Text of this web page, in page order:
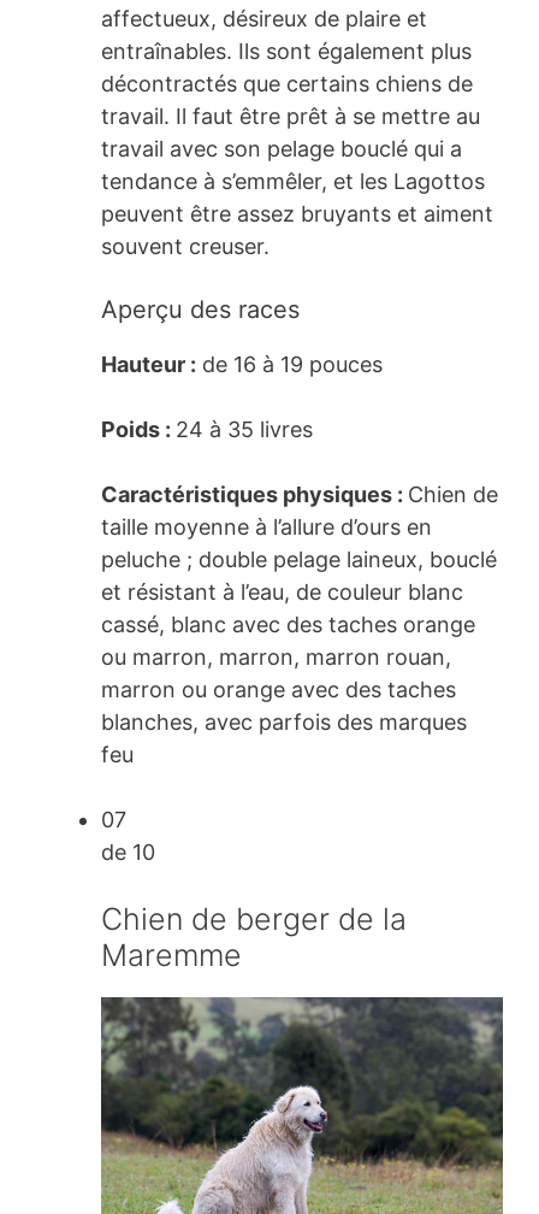
affectueux, désireux de plaire et
entraînables. Ils sont également plus
décontractés que certains chiens de
travail. Il faut être prêt à se mettre au
travail avec son pelage bouclé qui a
tendance à s’emmêler, et les Lagottos
peuvent être assez bruyants et aiment
souvent creuser.
Aperçu des races
Hauteur : de 16 à 19 pouces
Poids : 24 à 35 livres
Caractéristiques physiques : Chien de
taille moyenne à l’allure d’ours en
peluche ; double pelage laineux, bouclé
et résistant à l’eau, de couleur blanc
cassé, blanc avec des taches orange
ou marron, marron, marron rouan,
marron ou orange avec des taches
blanches, avec parfois des marques
feu
07
de 10
Chien de berger de la
Maremme